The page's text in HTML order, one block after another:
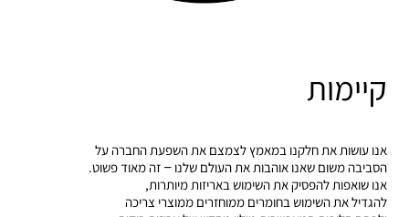
קיימות
אנו עושות את חלקנו במאמץ לצמצם את השפעת החברה על
הסביבה משום שאנו אוהבות את העולם שלנו – זה מאוד פשוט.
אנו שואפות להפסיק את השימוש באריזות מיותרות,
להגדיל את השימוש בחומרים ממוחזרים ממוצרי צריכה